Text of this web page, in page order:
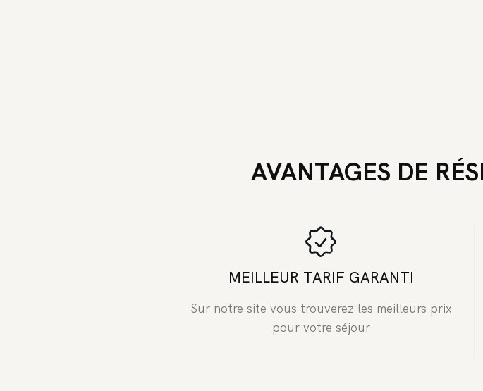
AVANTAGES DE
MEILLEUR TARIF GARANTI
Sur notre site vous trouverez les meilleurs prix
pour votre séjour